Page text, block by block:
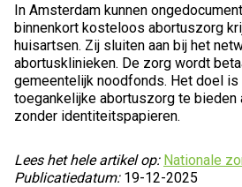
In Amsterdam kunnen
binnenkort kosteloos abortuszorg
huisartsen. Zij sluiten aan bij het
abortusklinieken. De zorg wordt
gemeentelijk noodfonds. Het doel
toegankelijke abortuszorg te bieden
zonder identiteitspapieren.
Lees het hele artikel op: Nationale
Publicatiedatum: 19-12-2025